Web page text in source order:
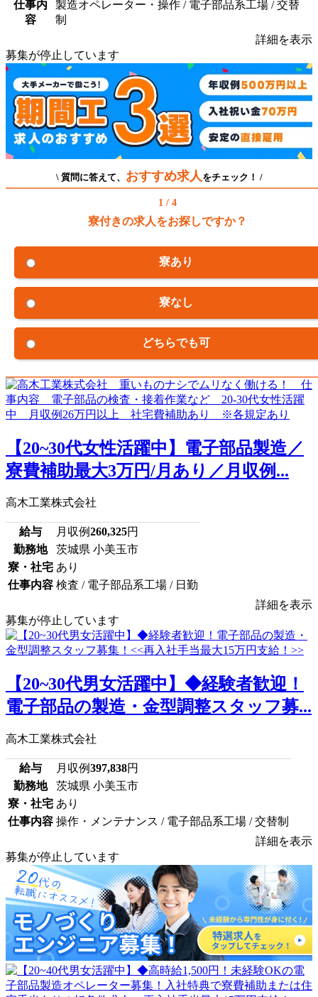
仕事内
容
製造オペレーター・操作 / 電子部品系工場 / 交替
制
詳細を表示
募集が停止しています
\ 質問に答えて、 おすすめ求人 をチェック！ /
1 / 4
寮付きの求人をお探しですか？
寮あり
寮なし
どちらでも可
【20~30代女性活躍中】電子部品製造／
寮費補助最大3万円/月あり／月収例...
高木工業株式会社
給与 月収例260,325円
勤務地
茨城県 小美玉市
寮・社宅 あり
仕事内容 検査 / 電子部品系工場 / 日勤
詳細を表示
募集が停止しています
【20~30代男女活躍中】◆経験者歓迎！
電子部品の製造・金型調整スタッフ募...
高木工業株式会社
給与 月収例397,838円
勤務地
茨城県 小美玉市
寮・社宅 あり
仕事内容 操作・メンテナンス / 電子部品系工場 / 交替制
詳細を表示
募集が停止しています